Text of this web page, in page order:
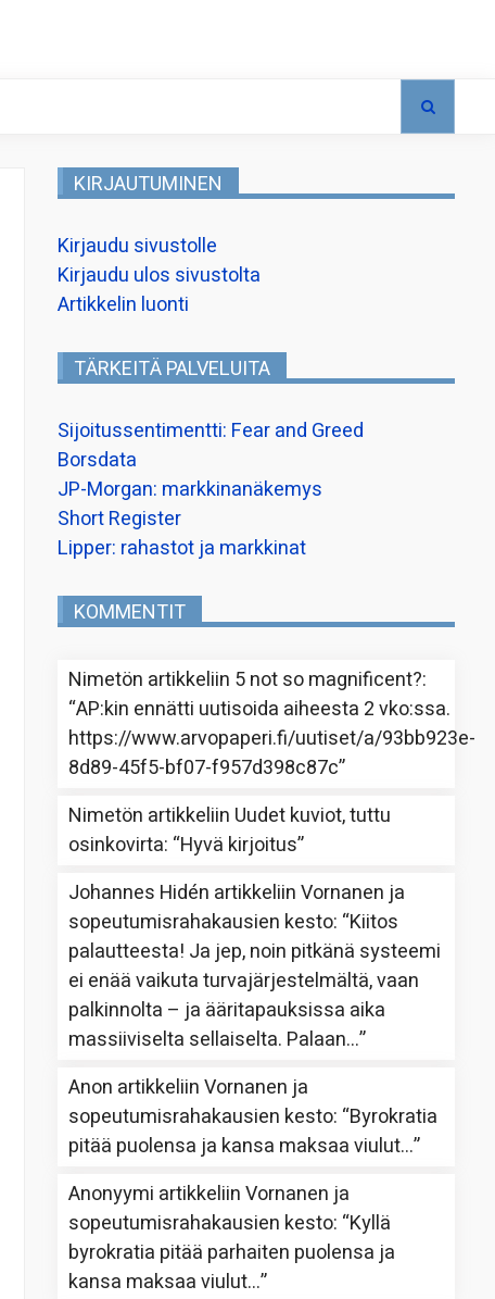
KIRJAUTUMINEN
Kirjaudu sivustolle
Kirjaudu ulos sivustolta
Artikkelin luonti
TÄRKEITÄ PALVELUITA
Sijoitussentimentti: Fear and Greed
Borsdata
JP-Morgan: markkinanäkemys
Short Register
Lipper: rahastot ja markkinat
KOMMENTIT
Nimetön artikkeliin 5 not so magnificent?:
“AP:kin ennätti uutisoida aiheesta 2 vko:ssa.
https://www.arvopaperi.fi/uutiset/a/93bb923e-
8d89-45f5-bf07-f957d398c87c”
Nimetön artikkeliin Uudet kuviot, tuttu
osinkovirta: “Hyvä kirjoitus”
Johannes Hidén artikkeliinVornanen ja
sopeutumisrahakausien kesto: “Kiitos
palautteesta! Ja jep, noin pitkänä systeemi
ei enää vaikuta turvajärjestelmältä, vaan
palkinnolta – ja ääritapauksissa aika
massiiviselta sellaiselta. Palaan…”
Anon artikkeliinVornanen ja
sopeutumisrahakausien kesto: “Byrokratia
pitää puolensa ja kansa maksaa viulut…”
Anonyymi artikkeliinVornanen ja
sopeutumisrahakausien kesto: “Kyllä
byrokratia pitää parhaiten puolensa ja
kansa maksaa viulut…”